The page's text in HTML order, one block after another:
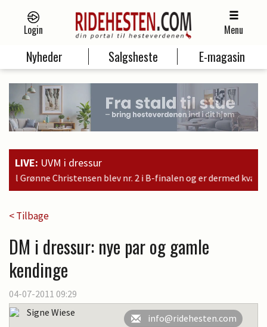
Login Menu
Nyheder Salgsheste E-magasin
LIVE: UVM i dressur
2 i B-finalen og er dermed kvalificeret til søndagens finale
< Tilbage
DM i dressur: nye par og gamle
kendinge
04-07-2011 09:29
Signe Wiese
info@ridehesten.com